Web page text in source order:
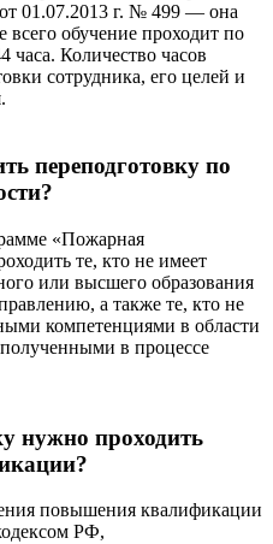
01.07.2013 г. № 499 — она
всего обучение проходит по
часа. Количество часов
сотрудника, его целей и
переподготовку по
«Пожарная
те, кто не имеет
или высшего образования
а также те, кто не
компетенциями в области
в процессе
нужно проходить
повышения квалификации
РФ,